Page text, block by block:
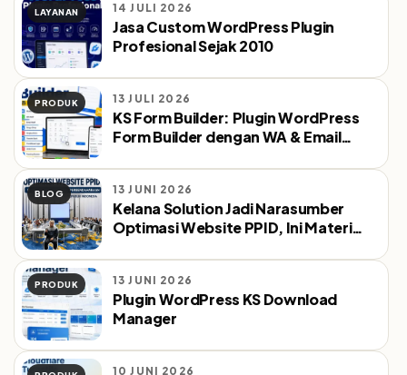
LAYANAN 14 JULI 2026
Jasa Custom WordPress Plugin
Profesional Sejak 2010
PRODUK 13 JULI 2026
KS Form Builder: Plugin WordPress
Form Builder dengan WA & Email
BLOG 13 JUNI 2026
Kelana Solution Jadi Narasumber
Optimasi Website PPID, Ini Materi
PRODUK 13 JUNI 2026
Plugin WordPress KS Download
Manager
10 JUNI 2026